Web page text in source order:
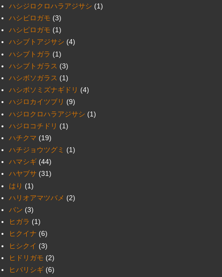
ハシジロクロハラアジサシ (1)
ハシビロガモ (3)
ハシピロガモ (1)
ハシブトアジサシ (4)
ハシブトガラ (1)
ハシブトガラス (3)
ハシボソガラス (1)
ハシボソミズナギドリ (4)
ハジロカイツブリ (9)
ハジロクロハラアジサシ (1)
ハジロコチドリ (1)
ハチクマ (19)
ハチジョウツグミ (1)
ハマシギ (44)
ハヤブサ (31)
はり (1)
ハリオアマツバメ (2)
バン (3)
ヒガラ (1)
ヒクイナ (6)
ヒシクイ (3)
ヒドリガモ (2)
ヒバリシギ (6)